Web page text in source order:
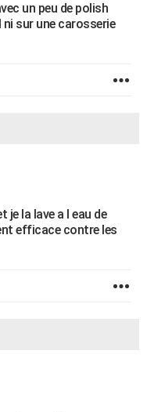
un peu de polish
sur une carosserie
je la lave a l eau de
efficace contre les